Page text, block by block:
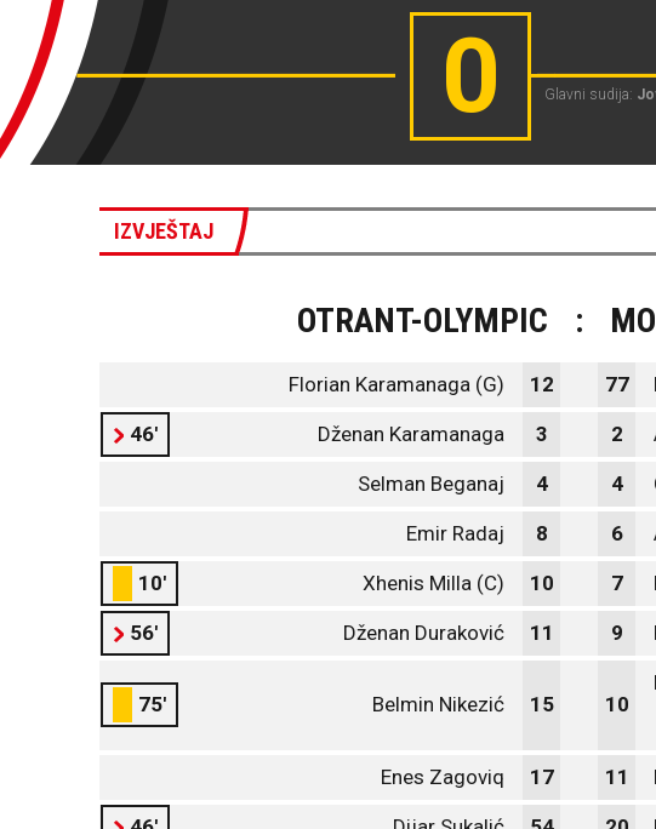
0 Glavni sudija:
IZVJEŠTAJ
OTRANT-OLYMPIC :
Florian Karamanaga (G) 12 77
46' Dženan Karamanaga 3 2
Selman Beganaj 4 4
Emir Radaj 8 6
10' Xhenis Milla (C) 10 7
56' Dženan Duraković 11 9
75' Belmin Nikezić 15 10
Enes Zagoviq 17 11